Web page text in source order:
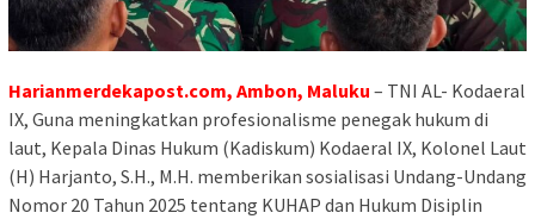
Harianmerdekapost.com, Ambon, Maluku – TNI AL- Kodaeral
IX, Guna meningkatkan profesionalisme penegak hukum di
laut, Kepala Dinas Hukum (Kadiskum) Kodaeral IX, Kolonel Laut
(H) Harjanto, S.H., M.H. memberikan sosialisasi Undang-Undang
Nomor 20 Tahun 2025 tentang KUHAP dan Hukum Disiplin